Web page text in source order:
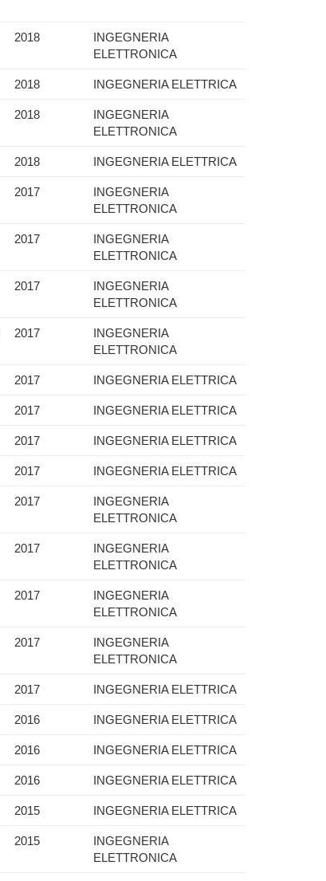
2018
INGEGNERIA
ELETTRONICA
2018 INGEGNERIA ELETTRICA
2018
INGEGNERIA
ELETTRONICA
2018 INGEGNERIA ELETTRICA
2017
INGEGNERIA
ELETTRONICA
2017
INGEGNERIA
ELETTRONICA
2017
INGEGNERIA
ELETTRONICA
2017
INGEGNERIA
ELETTRONICA
2017 INGEGNERIA ELETTRICA
2017 INGEGNERIA ELETTRICA
2017 INGEGNERIA ELETTRICA
2017 INGEGNERIA ELETTRICA
2017
INGEGNERIA
ELETTRONICA
2017
INGEGNERIA
ELETTRONICA
2017
INGEGNERIA
ELETTRONICA
2017
INGEGNERIA
ELETTRONICA
2017 INGEGNERIA ELETTRICA
2016 INGEGNERIA ELETTRICA
2016 INGEGNERIA ELETTRICA
2016 INGEGNERIA ELETTRICA
2015 INGEGNERIA ELETTRICA
2015
INGEGNERIA
ELETTRONICA